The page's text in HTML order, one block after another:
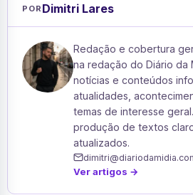
POR Dimitri Lares
Redação e cobertura
na redação do Diário da
notícias e conteúdos
atualidades,
temas de interesse
produção de textos
atualizados.
Ver artigos →